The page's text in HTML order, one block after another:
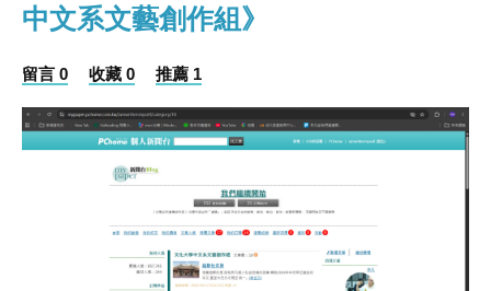
中文系文藝創作組》
留言 0 收藏 0 推薦 1